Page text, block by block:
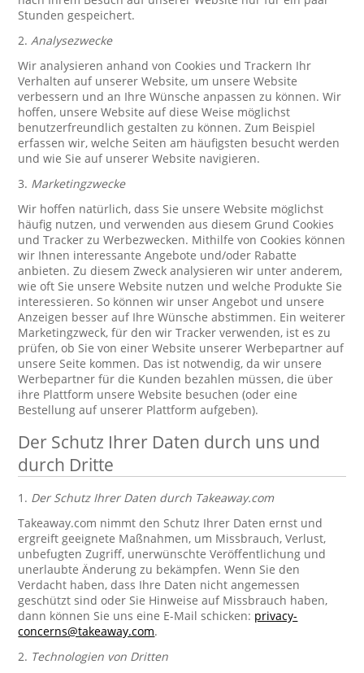
Stunden gespeichert.
2.Analysezwecke
Wir analysieren anhand von Cookies und Trackern Ihr
Verhalten auf unserer Website, um unsere Website
verbessern und an Ihre Wünsche anpassen zu können. Wir
hoffen, unsere Website auf diese Weise möglichst
benutzerfreundlich gestalten zu können. Zum Beispiel
erfassen wir, welche Seiten am häufigsten besucht werden
und wie Sie auf unserer Website navigieren.
3. Marketingzwecke
Wir hoffen natürlich, dass Sie unsere Website möglichst
häufig nutzen, und verwenden aus diesem Grund Cookies
und Tracker zu Werbezwecken. Mithilfe von Cookies können
wir Ihnen interessante Angebote und/oder Rabatte
anbieten. Zu diesem Zweck analysieren wir unter anderem,
wie oft Sie unsere Website nutzen und welche Produkte Sie
interessieren. So können wir unser Angebot und unsere
Anzeigen besser auf Ihre Wünsche abstimmen. Ein weiterer
Marketingzweck, für den wir Tracker verwenden, ist es zu
prüfen, ob Sie von einer Website unserer Werbepartner auf
unsere Seite kommen. Das ist notwendig, da wir unsere
Werbepartner für die Kunden bezahlen müssen, die über
ihre Plattform unsere Website besuchen (oder eine
Bestellung auf unserer Plattform aufgeben).
Der Schutz Ihrer Daten durch uns und
durch Dritte
1. Der Schutz Ihrer Daten durch Takeaway.com
Takeaway.com nimmt den Schutz Ihrer Daten ernst und
ergreift geeignete Maßnahmen, um Missbrauch, Verlust,
unbefugten Zugriff, unerwünschte Veröffentlichung und
unerlaubte Änderung zu bekämpfen. Wenn Sie den
Verdacht haben, dass Ihre Daten nicht angemessen
geschützt sind oder Sie Hinweise auf Missbrauch haben,
dann können Sie uns eine E-Mail schicken: privacy-
concerns@takeaway.com.
2. Technologien von Dritten